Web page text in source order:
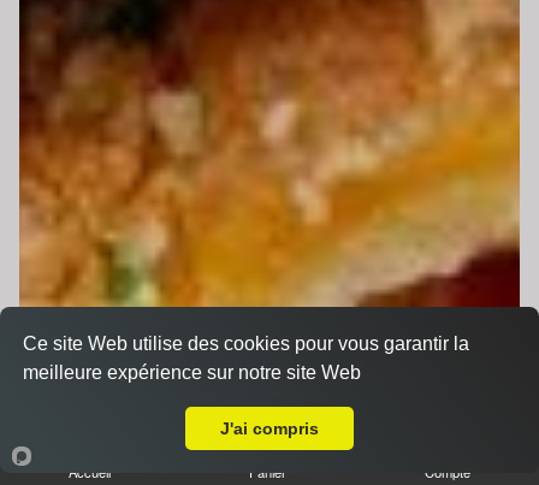
Accueil Panier Compte
Ce site Web utilise des cookies pour vous garantir la
meilleure expérience sur notre site Web
J'ai compris